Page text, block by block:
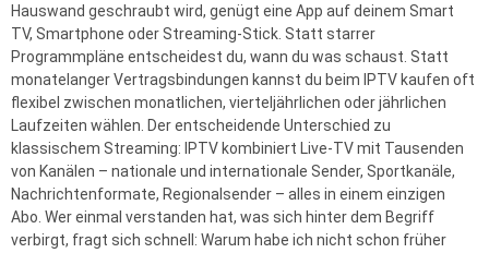
Hauswand geschraubt wird, genügt eine App auf deinem Smart
TV, Smartphone oder Streaming-Stick. Statt starrer
Programmpläne entscheidest du, wann du was schaust. Statt
monatelanger Vertragsbindungen kannst du beim IPTV kaufen oft
flexibel zwischen monatlichen, vierteljährlichen oder jährlichen
Laufzeiten wählen. Der entscheidende Unterschied zu
klassischem Streaming: IPTV kombiniert Live-TV mit Tausenden
von Kanälen – nationale und internationale Sender, Sportkanäle,
Nachrichtenformate, Regionalsender – alles in einem einzigen
Abo. Wer einmal verstanden hat, was sich hinter dem Begriff
verbirgt, fragt sich schnell: Warum habe ich nicht schon früher